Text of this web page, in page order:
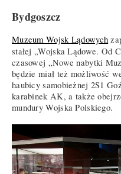
Bydgoszcz
Muzeum Wojsk Lądowych
stałej „Wojska Lądowe. Od
czasowej „Nowe nabytki
będzie miał też możliwość
haubicy samobieżnej 2S1
karabinek AK, a także
mundury Wojska Polskiego.